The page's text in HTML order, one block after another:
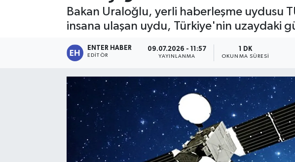
Bakan Uraloğlu, yerli haberleşme uydusu
insana ulaşan uydu, Türkiye'nin uzaydaki
ENTER HABER
EDITÖR
09.07.2026 - 11:57
YAYINLANMA
1 DK
OKUNMA SÜRESI
KÜLTÜR SANAT